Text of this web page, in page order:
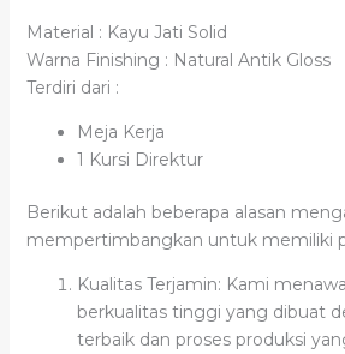
Material : Kayu Jati Solid
Warna Finishing : Natural Antik Gloss
Terdiri dari :
Meja Kerja
1 Kursi Direktur
Berikut adalah beberapa alasan
mempertimbangkan untuk memiliki
Kualitas Terjamin: Kami
berkualitas tinggi yang dibuat
terbaik dan proses produksi